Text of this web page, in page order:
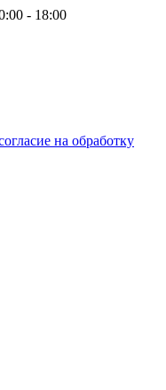
- 18:00
на обработку